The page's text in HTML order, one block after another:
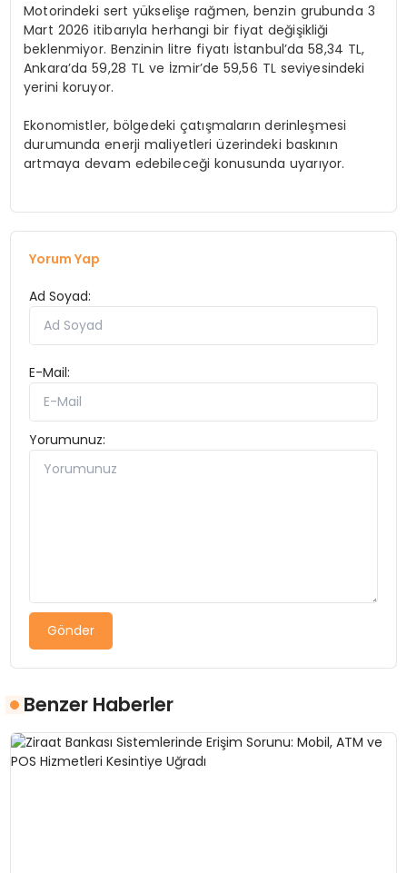
Motorindeki sert yükselişe rağmen, benzin grubunda 3
Mart 2026 itibarıyla herhangi bir fiyat değişikliği
beklenmiyor. Benzinin litre fiyatı İstanbul’da 58,34 TL,
Ankara’da 59,28 TL ve İzmir’de 59,56 TL seviyesindeki
yerini koruyor.
Ekonomistler, bölgedeki çatışmaların derinleşmesi
durumunda enerji maliyetleri üzerindeki baskının
artmaya devam edebileceği konusunda uyarıyor.
Yorum Yap
Ad Soyad:
E-Mail:
Yorumunuz:
Gönder
Benzer Haberler